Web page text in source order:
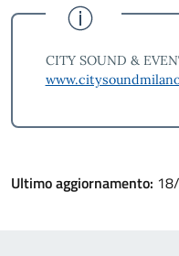
CITY SOUND &
Ultimo aggiornamento: